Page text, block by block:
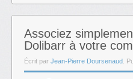
Associez
Dolibarr à votre
Écrit par Jean-Pierre Doursenaud .